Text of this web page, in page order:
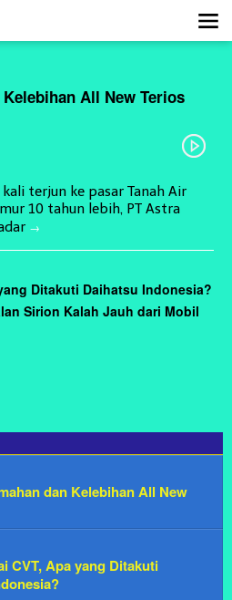
All New Terios
terjun ke pasar Tanah Air
10 tahun lebih, PT Astra
Ditakuti Daihatsu Indonesia?
Sirion Kalah Jauh dari Mobil
Dan Mental Prajurit, Kodim
Gelar Uji Kenaikan Tingkat
dan Kelebihan All New
CVT, Apa yang Ditakuti